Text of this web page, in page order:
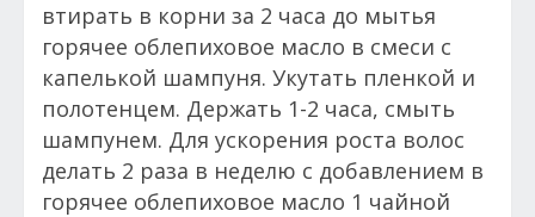
втирать в корни за 2 часа до мытья
горячее облепиховое масло в смеси с
капелькой шампуня. Укутать пленкой и
полотенцем. Держать 1-2 часа, смыть
шампунем. Для ускорения роста волос
делать 2 раза в неделю с добавлением в
горячее облепиховое масло 1 чайной